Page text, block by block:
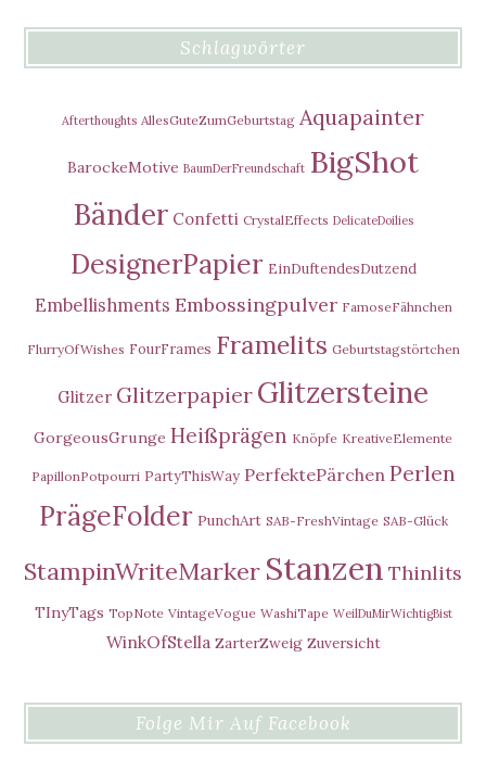
Schlagwörter
Afterthoughts AllesGuteZumGeburtstag Aquapainter
BarockeMotive BaumDerFreundschaft BigShot
Bänder Confetti CrystalEffects DelicateDoilies
DesignerPapier EinDuftendesDutzend
Embellishments Embossingpulver FamoseFähnchen
FlurryOfWishes FourFrames Framelits Geburtstagstörtchen
Glitzer Glitzerpapier Glitzersteine
GorgeousGrunge Heißprägen Knöpfe KreativeElemente
PapillonPotpourri PartyThisWay PerfektePärchen Perlen
PrägeFolder PunchArt SAB-FreshVintage SAB-Glück
StampinWriteMarker Stanzen Thinlits
TInyTags TopNote VintageVogue WashiTape WeilDuMirWichtigBist
WinkOfStella ZarterZweig Zuversicht
Folge Mir Auf Facebook